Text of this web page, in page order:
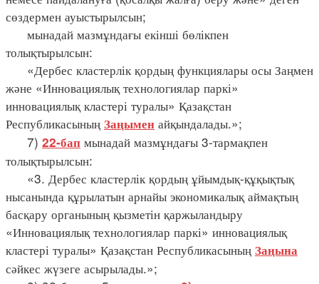
сөздермен ауыстырылсын;
мынадай мазмұндағы екінші бөлікпен
толықтырылсын:
«Дербес кластерлік қордың функциялары осы Заңмен
және «Инновациялық технологиялар паркі»
инновациялық кластері туралы» Қазақстан
Республикасының Заңымен айқындалады.»;
7) 22-бап мынадай мазмұндағы 3-тармақпен
толықтырылсын:
«3. Дербес кластерлік қордың ұйымдық-құқықтық
нысанында құрылатын арнайы экономикалық аймақтың
басқару органының қызметін қаржыландыру
«Инновациялық технологиялар паркі» инновациялық
кластері туралы» Қазақстан Республикасының Заңына
сәйкес жүзеге асырылады.»;